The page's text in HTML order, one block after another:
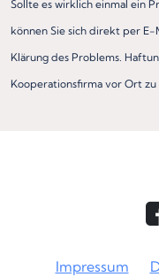
Sollte es wirklich einmal ein
können Sie sich direkt per
Klärung des Problems.
Kooperationsfirma vor Ort zu
Impressum